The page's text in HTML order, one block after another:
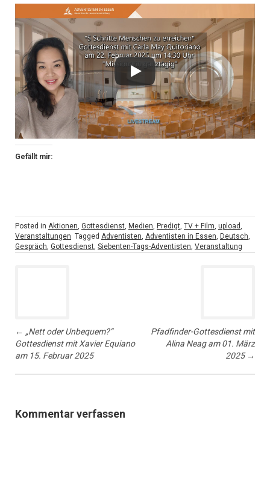
Gefällt mir:
Posted in Aktionen, Gottesdienst, Medien, Predigt, TV + Film, upload,
Veranstaltungen Tagged Adventisten, Adventisten in Essen, Deutsch,
Gespräch, Gottesdienst, Siebenten-Tags-Adventisten, Veranstaltung
← „Nett oder Unbequem?“
Gottesdienst mit Xavier Equiano
am 15. Februar 2025
Pfadfinder-Gottesdienst mit
Alina Neag am 01. März
2025→
Kommentar verfassen